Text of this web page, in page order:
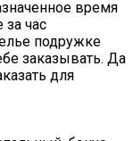
время
за час
подружке
заказывать. Да
для